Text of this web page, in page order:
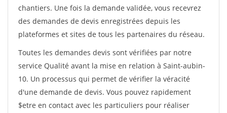
chantiers. Une fois la demande validée, vous recevrez
des demandes de devis enregistrées depuis les
plateformes et sites de tous les partenaires du réseau.
Toutes les demandes devis sont vérifiées par notre
service Qualité avant la mise en relation à Saint-aubin-
10. Un processus qui permet de vérifier la véracité
d'une demande de devis. Vous pouvez rapidement
$etre en contact avec les particuliers pour réaliser